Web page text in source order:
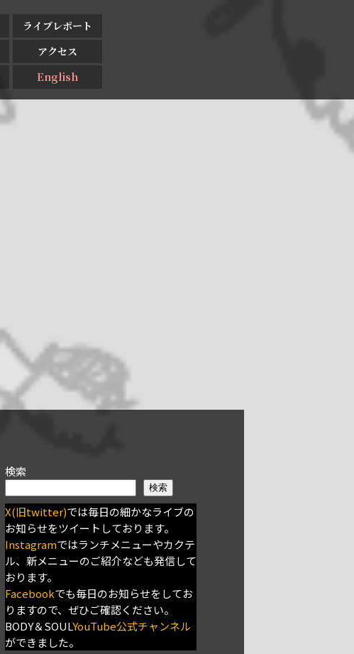
ライブレポート
アクセス
English
検索
検索
X(旧twitter)では毎日の細かなライブの
お知らせをツイートしております。
Instagramではランチメニューやカクテ
ル、新メニューのご紹介なども発信して
おります。
Facebookでも毎日のお知らせをしてお
りますので、ぜひご確認ください。
BODY＆SOULYouTube公式チャンネル
ができました。